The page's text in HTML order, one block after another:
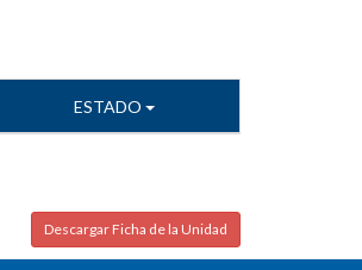
ESTADO
Descargar Ficha de la Unidad